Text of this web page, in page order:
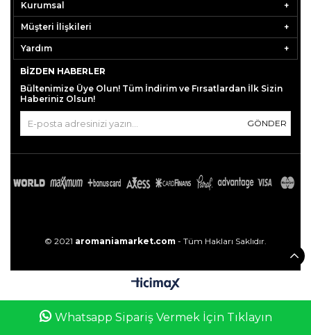
Kurumsal
Müşteri İlişkileri
Yardım
BIZDEN HABERLER
Bültenimize Üye Olun! Tüm İndirim ve Fırsatlardan İlk Sizin
Haberiniz Olsun!
GÖNDER
© 2021 aromaniamarket.com - Tüm Hakları Saklıdır.
Whatsapp Sipariş Vermek İçin Tıklayın
Favorilerim Sepetim Üye Girişi